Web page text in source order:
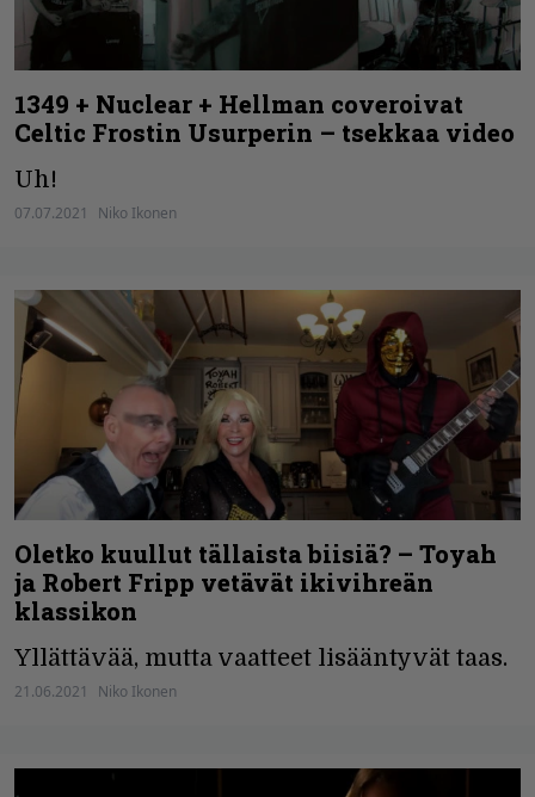
1349 + Nuclear + Hellman coveroivat
Celtic Frostin Usurperin – tsekkaa video
Uh!
07.07.2021 Niko Ikonen
Oletko kuullut tällaista biisiä? – Toyah
ja Robert Fripp vetävät ikivihreän
klassikon
Yllättävää, mutta vaatteet lisääntyvät taas.
21.06.2021 Niko Ikonen